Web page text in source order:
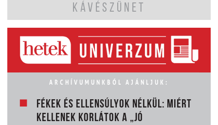
KÁVÉSZÜNET
ARCHÍVUMUNKBÓL AJÁNLJUK:
FÉKEK ÉS ELLENSÚLYOK NÉLKÜL: MIÉRT
KELLENEK KORLÁTOK A „JÓ